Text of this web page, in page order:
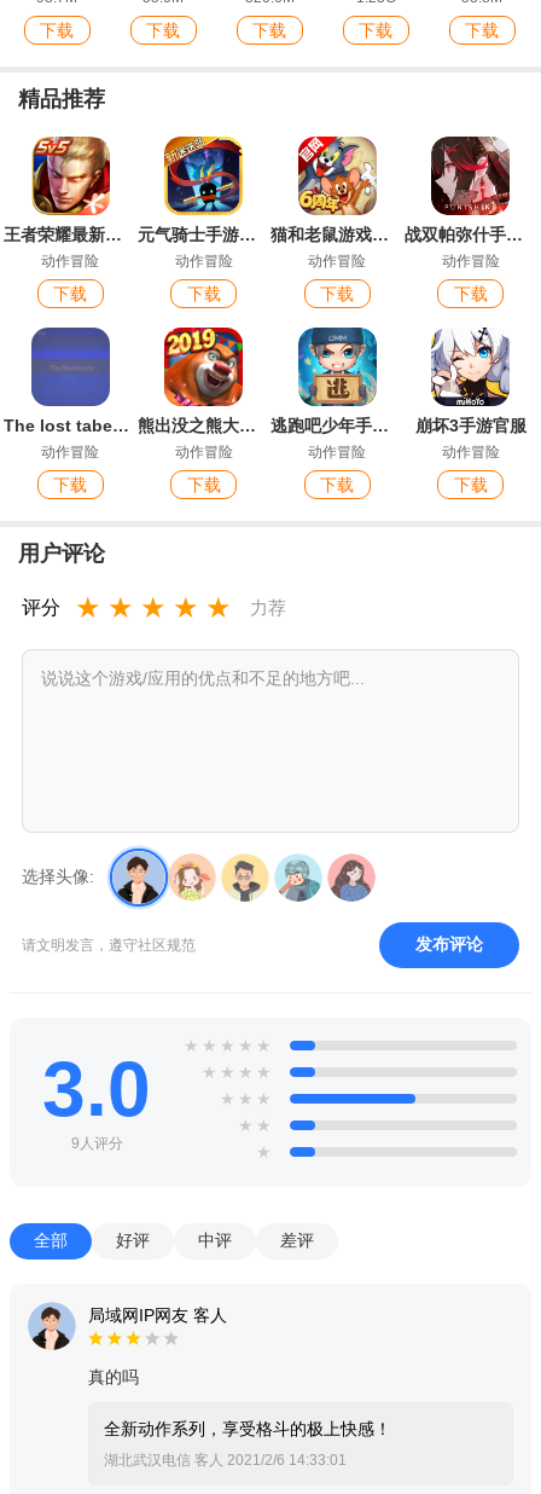
下载 下载 下载 下载 下载
精品推荐
王者荣耀最新版本2026
动作冒险
下载
元气骑士手游安卓版
动作冒险
下载
猫和老鼠游戏官方版
动作冒险
下载
战双帕弥什手游最新版
动作冒险
下载
The lost tabe后室游戏安卓版
动作冒险
下载
熊出没之熊大快跑内购版
动作冒险
下载
逃跑吧少年手游最新版
动作冒险
下载
崩坏3手游官服
动作冒险
下载
用户评论
评分 ★ ★ ★ ★ ★ 力荐
选择头像:
请文明发言，遵守社区规范 发布评论
3.0
9人评分
★ ★ ★ ★ ★
★ ★ ★ ★
★ ★ ★
★ ★
★
全部 好评 中评 差评
局域网IP网友 客人
真的吗
全新动作系列，享受格斗的极上快感！
湖北武汉电信 客人 2021/2/6 14:33:01